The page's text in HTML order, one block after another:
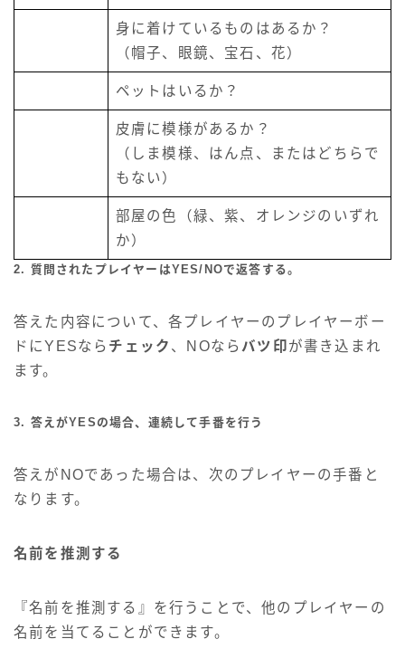
身に着けているものはあるか？
（帽子、眼鏡、宝石、花）
ペットはいるか？
皮膚に模様があるか？
（しま模様、はん点、またはどちらで
もない）
部屋の色（緑、紫、オレンジのいずれ
か）
2. 質問されたプレイヤーはYES/NOで返答する。
答えた内容について、各プレイヤーのプレイヤーボー
ドにYESなら チェック 、NOなら バツ印 が書き込まれ
ます。
3. 答えがYESの場合、連続して手番を行う
答えがNOであった場合は、次のプレイヤーの手番と
なります。
名前を推測する
『名前を推測する』を行うことで、他のプレイヤーの
名前を当てることができます。